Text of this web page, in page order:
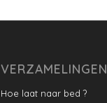
VERZAMELINGEN
Hoe laat naar bed ?